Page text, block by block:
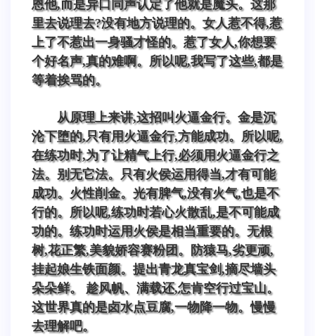
恩他,而是异口同声认定了他就是魔头。这那
里去说理去?没有地方说理的。女人惹不得,惹
上了不惹出一身骚才怪的。惹了女人,你想要
个好名声,真的难啊。所以呢,我写了这些,都是
等着挨骂的。
从原理上来讲,这招叫火逼金行。金是沉
沦下堕的,只有用火逼金行,方能成功。所以呢,
在练功时,为了让精气上行,必须用火逼金行之
法。别无它法。只有火侯运用得当,才有可能
成功。火性削金。光有脾气,没有火气,也是不
行的。所以呢,练功时若心火散乱,是不可能成
功的。练功时运用火侯是相当重要的。无根
树,花正繁,美貌娇容赛粉团。防猿马,劣更顽,
挂起娘生铁面颜。提出青龙真宝剑,摘尽墙头
朵朵鲜。 趁风帆、满载还,怎肯空行过宝山。
这世界真的是卤水点豆腐,一物降一物。慢慢
去理解吧。